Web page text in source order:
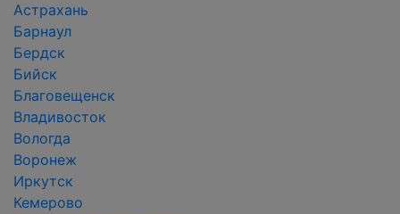
Астрахань
Барнаул
Бердск
Бийск
Благовещенск
Владивосток
Вологда
Воронеж
Иркутск
Кемерово